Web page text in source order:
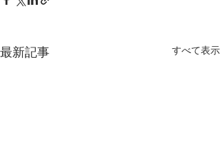
最新記事 すべて表示